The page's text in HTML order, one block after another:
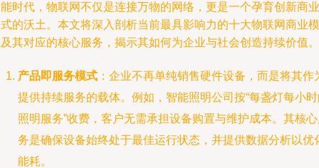
时代，物联网不仅是连接万物的网络，更是一个孕育创新商业
的沃土。本文将深入剖析当前最具影响力的十大物联网商业模
其对应的核心服务，揭示其如何为企业与社会创造持续价值。
产品即服务模式 ：企业不再单纯销售硬件设备，而是将其作
提供持续服务的载体。例如，智能照明公司按“每盏灯每小
照明服务”收费，客户无需承担设备购置与维护成本。其核
务是确保设备始终处于最佳运行状态，并提供数据分析以优
能耗。